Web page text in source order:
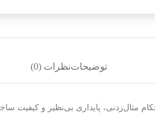
توضیحاتنظرات (0)
مثال‌زدنی، پایداری بی‌نظیر و کیفیت